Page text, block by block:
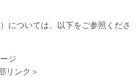
については、以下をご参照くださ
ジ
リンク＞